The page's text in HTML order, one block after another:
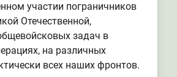
участии пограничников
Отечественной,
задач в
на различных
всех наших фронтов.